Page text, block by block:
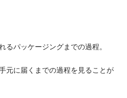
るパッケージングまでの過程。
元に届くまでの過程を見ることが